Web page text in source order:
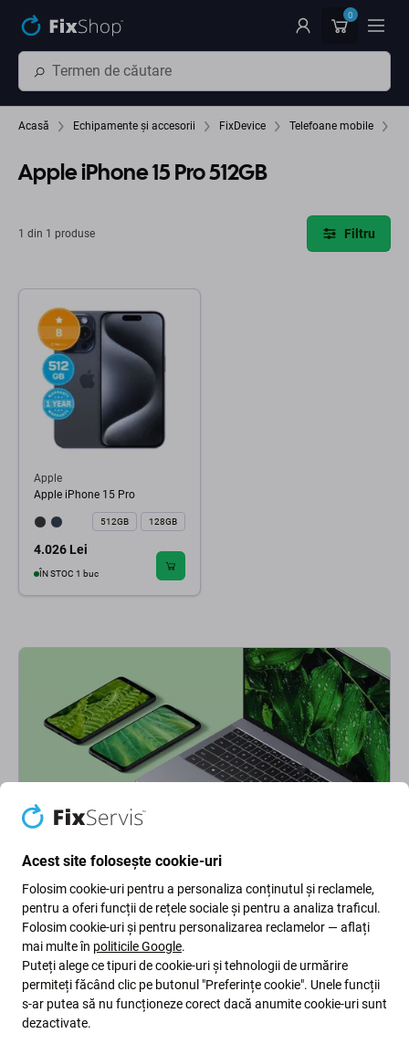
0
Acasă Echipamente și accesorii FixDevice Telefoane mobile
Apple iPhone 15 Pro 512GB
1 din 1 produse Filtru
Apple
Apple iPhone 15 Pro
512GB 128GB
4.026 Lei
ÎN STOC 1 buc
Trecând pe verde
Ne îmbunătățim constant amprenta de carbon pentru a
ne proteja planeta. Citiți mai multe despre modul în care
ne adaptăm procesele pentru a ne reduce amprenta.
Mai multe informatii
Acest site folosește cookie-uri
Folosim cookie-uri pentru a personaliza conținutul și reclamele,
pentru a oferi funcții de rețele sociale și pentru a analiza traficul.
Folosim cookie-uri și pentru personalizarea reclamelor — aflați
mai multe în politicile Google.
Puteți alege ce tipuri de cookie-uri și tehnologii de urmărire
permiteți făcând clic pe butonul "Preferințe cookie". Unele funcții
s-ar putea să nu funcționeze corect dacă anumite cookie-uri sunt
dezactivate.